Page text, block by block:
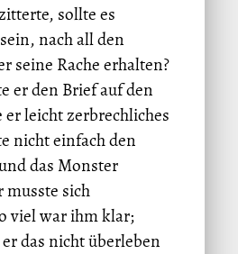
sollte es
nach all den
seine Rache erhalten?
er den Brief auf den
er leicht zerbrechliches
nicht einfach den
das Monster
musste sich
viel war ihm klar;
das nicht überleben